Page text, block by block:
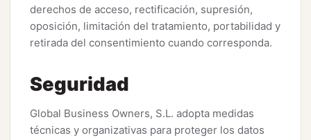
derechos de acceso, rectificación, supresión,
oposición, limitación del tratamiento, portabilidad y
retirada del consentimiento cuando corresponda.
Seguridad
Global Business Owners, S.L. adopta medidas
técnicas y organizativas para proteger los datos